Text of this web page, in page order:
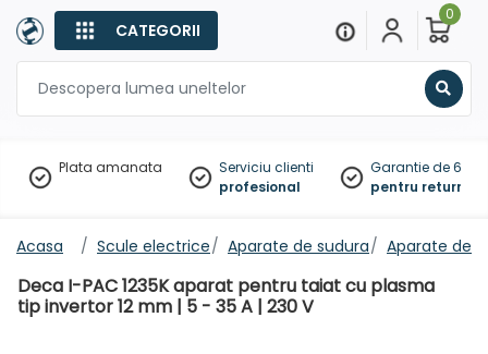
CATEGORII
0
Plata amanata
Serviciu clienti
profesional
Garantie de 60
pentru
Acasa Scule electrice Aparate de sudura Aparate de
Deca I-PAC 1235K aparat pentru taiat cu plasma
tip invertor 12 mm | 5 - 35 A | 230 V